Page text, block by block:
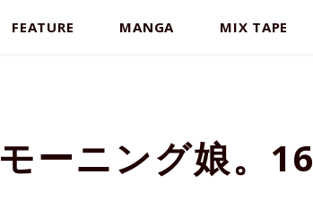
FEATURE MANGA MIX TAPE
モーニング娘。16